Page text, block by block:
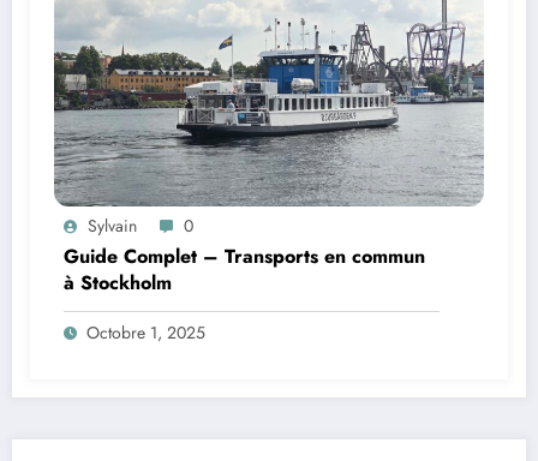
Sylvain 0
Guide Complet – Transports en commun
à Stockholm
Octobre 1, 2025